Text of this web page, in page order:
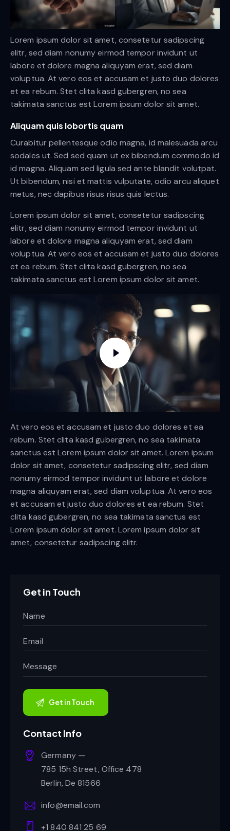
Lorem ipsum dolor sit amet, consetetur sadipscing
elitr, sed diam nonumy eirmod tempor invidunt ut
labore et dolore magna aliquyam erat, sed diam
voluptua. At vero eos et accusam et justo duo dolores
et ea rebum. Stet clita kasd gubergren, no sea
takimata sanctus est Lorem ipsum dolor sit amet.
Aliquam quis lobortis quam
Curabitur pellentesque odio magna, id malesuada arcu
sodales ut. Sed sed quam ut ex bibendum commodo id
id magna. Aliquam sed ligula sed ante blandit volutpat.
Ut bibendum, nisi et mattis vulputate, odio arcu aliquet
metus, nec dapibus risus risus quis lectus.
Lorem ipsum dolor sit amet, consetetur sadipscing
elitr, sed diam nonumy eirmod tempor invidunt ut
labore et dolore magna aliquyam erat, sed diam
voluptua. At vero eos et accusam et justo duo dolores
et ea rebum. Stet clita kasd gubergren, no sea
takimata sanctus est Lorem ipsum dolor sit amet.
At vero eos et accusam et justo duo dolores et ea
rebum. Stet clita kasd gubergren, no sea takimata
sanctus est Lorem ipsum dolor sit amet. Lorem ipsum
dolor sit amet, consetetur sadipscing elitr, sed diam
nonumy eirmod tempor invidunt ut labore et dolore
magna aliquyam erat, sed diam voluptua. At vero eos
et accusam et justo duo dolores et ea rebum. Stet
clita kasd gubergren, no sea takimata sanctus est
Lorem ipsum dolor sit amet. Lorem ipsum dolor sit
amet, consetetur sadipscing elitr.
Get in Touch
Contact Info
Germany —
785 15h Street, Office 478
Berlin, De 81566
info@email.com
+1 840 841 25 69